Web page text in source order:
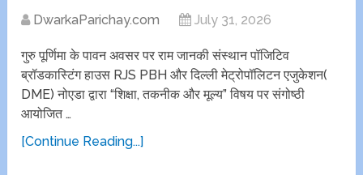
DwarkaParichay.com July 31, 2026
गुरु पूर्णिमा के पावन अवसर पर राम जानकी संस्थान पॉजिटिव
ब्रॉडकास्टिंग हाउस RJS PBH और दिल्ली मेट्रोपॉलिटन एजुकेशन(
DME) नोएडा द्वारा “शिक्षा, तकनीक और मूल्य” विषय पर संगोष्ठी
आयोजित …
[Continue Reading...]